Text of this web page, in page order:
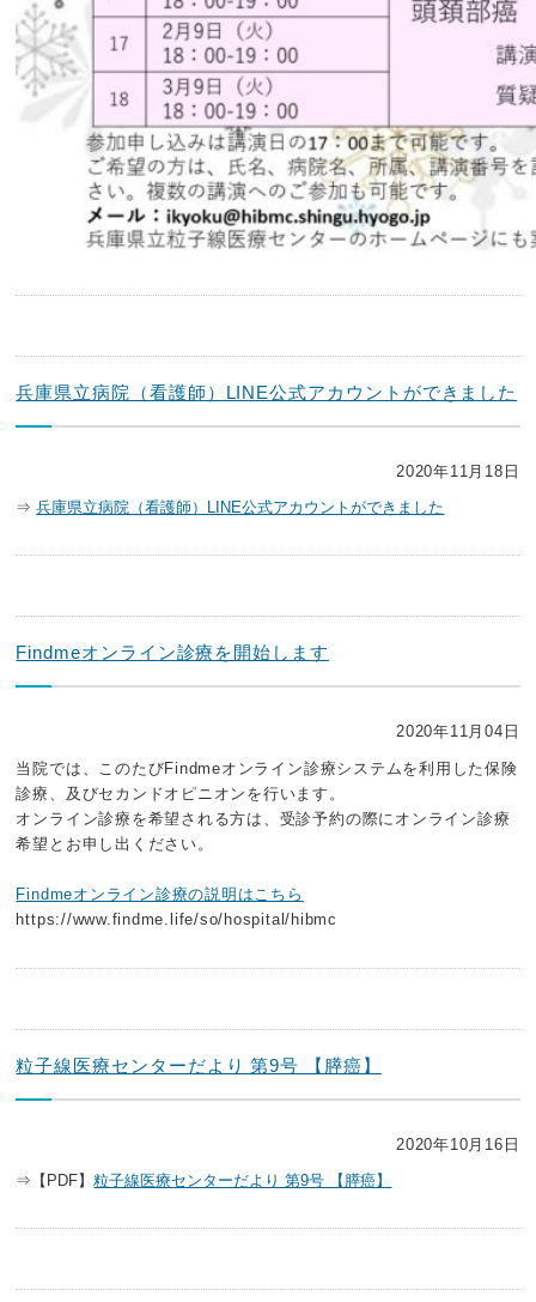
兵庫県立病院（看護師）LINE公式アカウントができました
2020年11月18日
⇒兵庫県立病院（看護師）LINE公式アカウントができました
Findmeオンライン診療を開始します
2020年11月04日
当院では、このたびFindmeオンライン診療システムを利用した保険
診療、及びセカンドオピニオンを行います。
オンライン診療を希望される方は、受診予約の際にオンライン診療
希望とお申し出ください。
Findmeオンライン診療の説明はこちら
https://www.findme.life/so/hospital/hibmc
粒子線医療センターだより 第9号 【膵癌】
2020年10月16日
⇒【PDF】粒子線医療センターだより 第9号 【膵癌】